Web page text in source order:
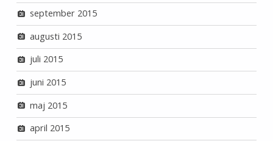
september 2015
augusti 2015
juli 2015
juni 2015
maj 2015
april 2015